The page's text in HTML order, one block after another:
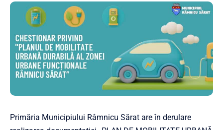
Primăria Municipiului Râmnicu Sărat are în derulare